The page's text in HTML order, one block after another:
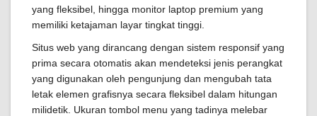
yang fleksibel, hingga monitor laptop premium yang
memiliki ketajaman layar tingkat tinggi.
Situs web yang dirancang dengan sistem responsif yang
prima secara otomatis akan mendeteksi jenis perangkat
yang digunakan oleh pengunjung dan mengubah tata
letak elemen grafisnya secara fleksibel dalam hitungan
milidetik. Ukuran tombol menu yang tadinya melebar